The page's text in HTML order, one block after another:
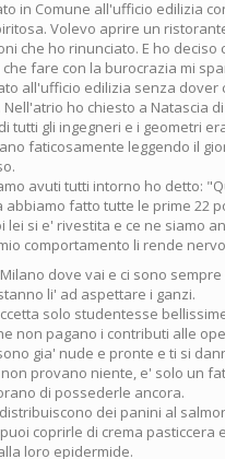
in Comune all'ufficio edilizia
Volevo aprire un
che ho rinunciato. E ho deciso
fare con la burocrazia mi
all'ufficio edilizia senza dover
ho chiesto a Natascia
tutti gli ingegneri e i geometri
faticosamente leggendo il
avuti tutti intorno ho detto:
abbiamo fatto tutte le prime 22
lei si e' rivestita e ce ne siamo
comportamento li rende
dove vai e ci sono
li' ad aspettare i ganzi.
solo studentesse
non pagano i contributi alle
gia' nude e pronte e ti si
provano niente, e' solo un
di possederle ancora.
dei panini al
coprirle di crema pasticcera
loro epidermide.